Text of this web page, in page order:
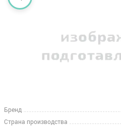
Бренд
Страна производства